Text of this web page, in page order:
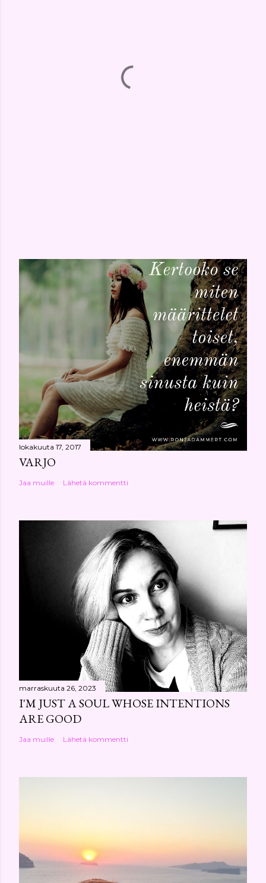
lokakuuta 17, 2017
VARJO
Jaa muille Lähetä kommentti
marraskuuta 26, 2023
I'M JUST A SOUL WHOSE INTENTIONS
ARE GOOD
Jaa muille Lähetä kommentti